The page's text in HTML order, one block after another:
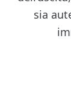
sia